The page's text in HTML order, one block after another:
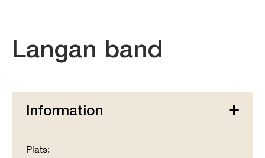
Langan band
Information
Plats: